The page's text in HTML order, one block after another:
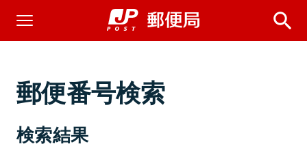
郵便番号検索
検索結果